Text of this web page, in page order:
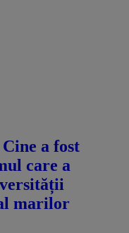
a fost
care a
marilor